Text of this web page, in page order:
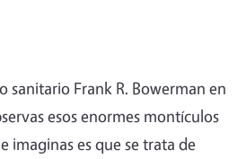
sanitario Frank R. Bowerman en
esos enormes montículos
imaginas es que se trata de